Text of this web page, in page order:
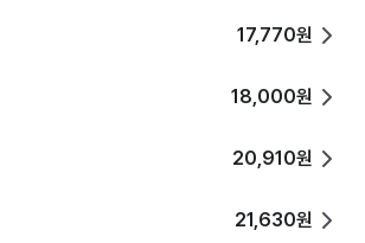
17,770원
18,000원
20,910원
21,630원